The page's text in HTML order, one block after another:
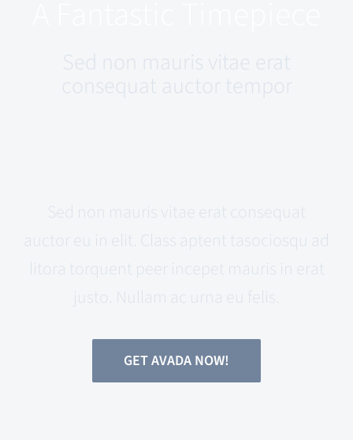
Sed non mauris vitae erat
consequat auctor tempor
Sed non mauris vitae erat consequat
auctor eu in elit. Class aptent tasociosqu ad
litora torquent peer incepet mauris in erat
justo. Nullam ac urna eu felis.
GET AVADA NOW!